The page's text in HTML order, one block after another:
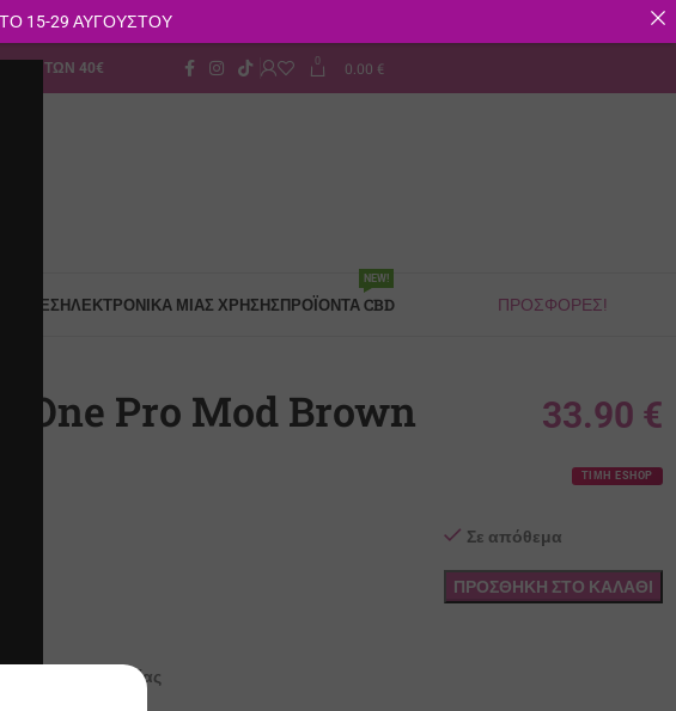
ΑΝΩ ΤΩΝ 40€ 0 0.00 €
ΎΛΕΣΗΛΕΚΤΡΟΝΙΚΆ ΜΙΑΣ ΧΡΉΣΗΣΠΡΟΪΌΝΤΑ CBD
NEW!
ΠΡΟΣΦΟΡΕΣ!
One Pro Mod Brown
33.90 €
ΤΙΜΗ ESHOP
Σε απόθεμα
ΠΡΟΣΘΉΚΗ ΣΤΟ ΚΑΛΆΘΙ
συσκευασίας
15-29 ΑΥΓΟΥΣΤΟΥ